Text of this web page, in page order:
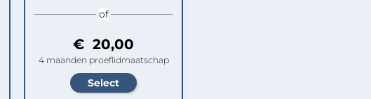
of
€ 20,00
4 maanden proeflidmaatschap